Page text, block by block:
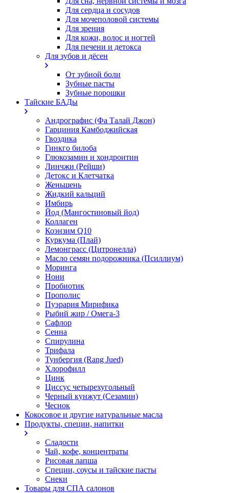
Для сердца и сосудов
Для мочеполовой системы
Для зрения
Для кожи, волос и ногтей
Для печени и детокса
Для зубов и дёсен
От зубной боли
Зубные пасты
Зубные порошки
Тайские БАДы
Андрографис (Фа Талай Джон)
Гарциния Камбоджийская
Гвоздика
Гинкго билоба
Глюкозамин и хондроитин
Линчжи (Рейши)
Детокс и Клетчатка
Женьшень
Жидкий кальций
Имбирь
Йод (Мангостиновый йод)
Коллаген
Коэнзим Q10
Куркума (Плай)
Лемонграсс (Цитронелла)
Масло семян подорожника (Псиллиум)
Моринга
Нони
Пробиотик
Прополис
Пуэрария Мирифика
Рыбий жир / Омега-3
Сафлор
Сенна
Спирулина
Трифала
Тунбергия (Rang Jued)
Хлорофилл
Цинк
Циссус четырехугольный
Черный кунжут (Сезамин)
Чеснок
Кокосовое и другие натуральные масла
Продукты, специи, напитки
Сладости
Чай, кофе, концентраты
Рисовая лапша
Специи, соусы и тайские пасты
Снеки
Товары для СПА салонов